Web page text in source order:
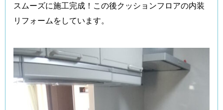
スムーズに施工完成！この後クッションフロアの内装
リフォームをしています。